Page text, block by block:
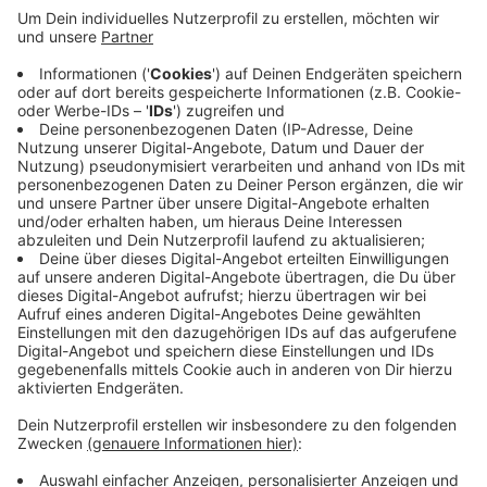
der Pandemie entwickelt, hat das Planungsteam
Veranstaltungen erlaubt sein, wird es im Bereich
Ostersbaum kleine Aktionsräume geben. Sind
öffentliche Veranstaltungen weiter verboten, gibt
es nur kleine Aktionen, die gefilmt und online
gestreamt werden. Anmelden kann man sich
zurzeit onlinehier.
Veröffentlicht:Samstag, 15.05.2021 07:26
Anzeige
Anzeige